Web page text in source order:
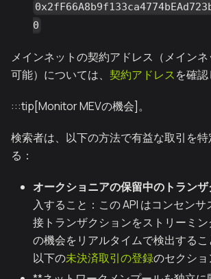
0
メインネットの契約アドレス（メイン
可能）については、 契約アドレスを確認
:::tip[Monitor MEVの機会]。
検索者は、以下の方法で有益な取引を
る：
オークショニアの保留中のトラン
入すること：この API はコンセン
接トランザクションをストリーミ
の機会をリアルタイムで検出するこ
以下の未決済取引の登録のセクショ